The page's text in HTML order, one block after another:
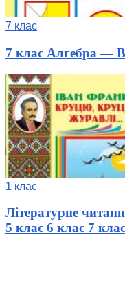
7 клас
7 клас Алгебра —
1 клас
Літературне
5 клас 6 клас 7